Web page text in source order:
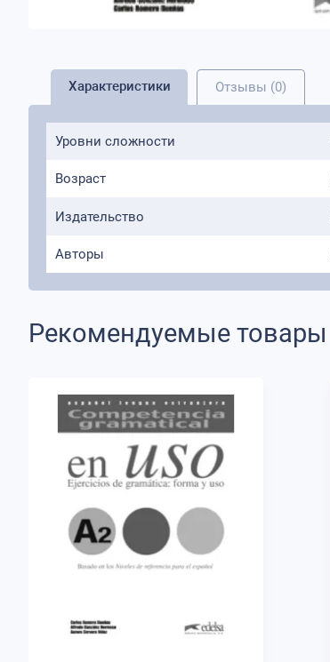
Характеристики Отзывы (0)
Уровни сложности
Возраст
Издательство
Авторы
Рекомендуемые товары